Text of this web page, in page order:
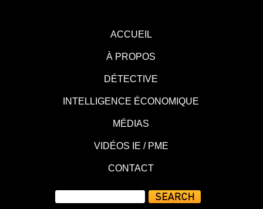
ACCUEIL
À PROPOS
DÉTECTIVE
INTELLIGENCE ÉCONOMIQUE
MÉDIAS
VIDÉOS IE / PME
CONTACT